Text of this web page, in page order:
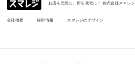
お店を元気に、街を元気に！ 株式会社スマレジ
会社概要 採用情報 スマレジのデザイン